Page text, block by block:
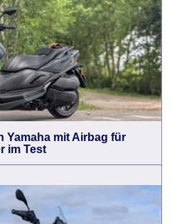
Yamaha mit Airbag für
im Test